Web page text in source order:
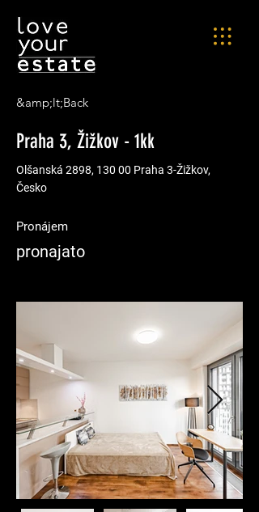
&amp;lt;Back
Praha 3, Žižkov - 1kk
Olšanská 2898, 130 00 Praha 3-Žižkov,
Česko
Pronájem
pronajato